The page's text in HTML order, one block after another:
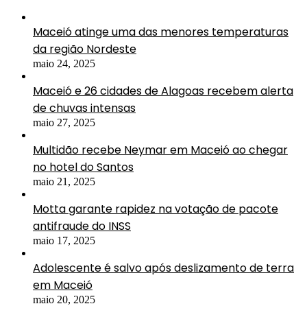
Maceió atinge uma das menores temperaturas
da região Nordeste
maio 24, 2025
Maceió e 26 cidades de Alagoas recebem alerta
de chuvas intensas
maio 27, 2025
Multidão recebe Neymar em Maceió ao chegar
no hotel do Santos
maio 21, 2025
Motta garante rapidez na votação de pacote
antifraude do INSS
maio 17, 2025
Adolescente é salvo após deslizamento de terra
em Maceió
maio 20, 2025